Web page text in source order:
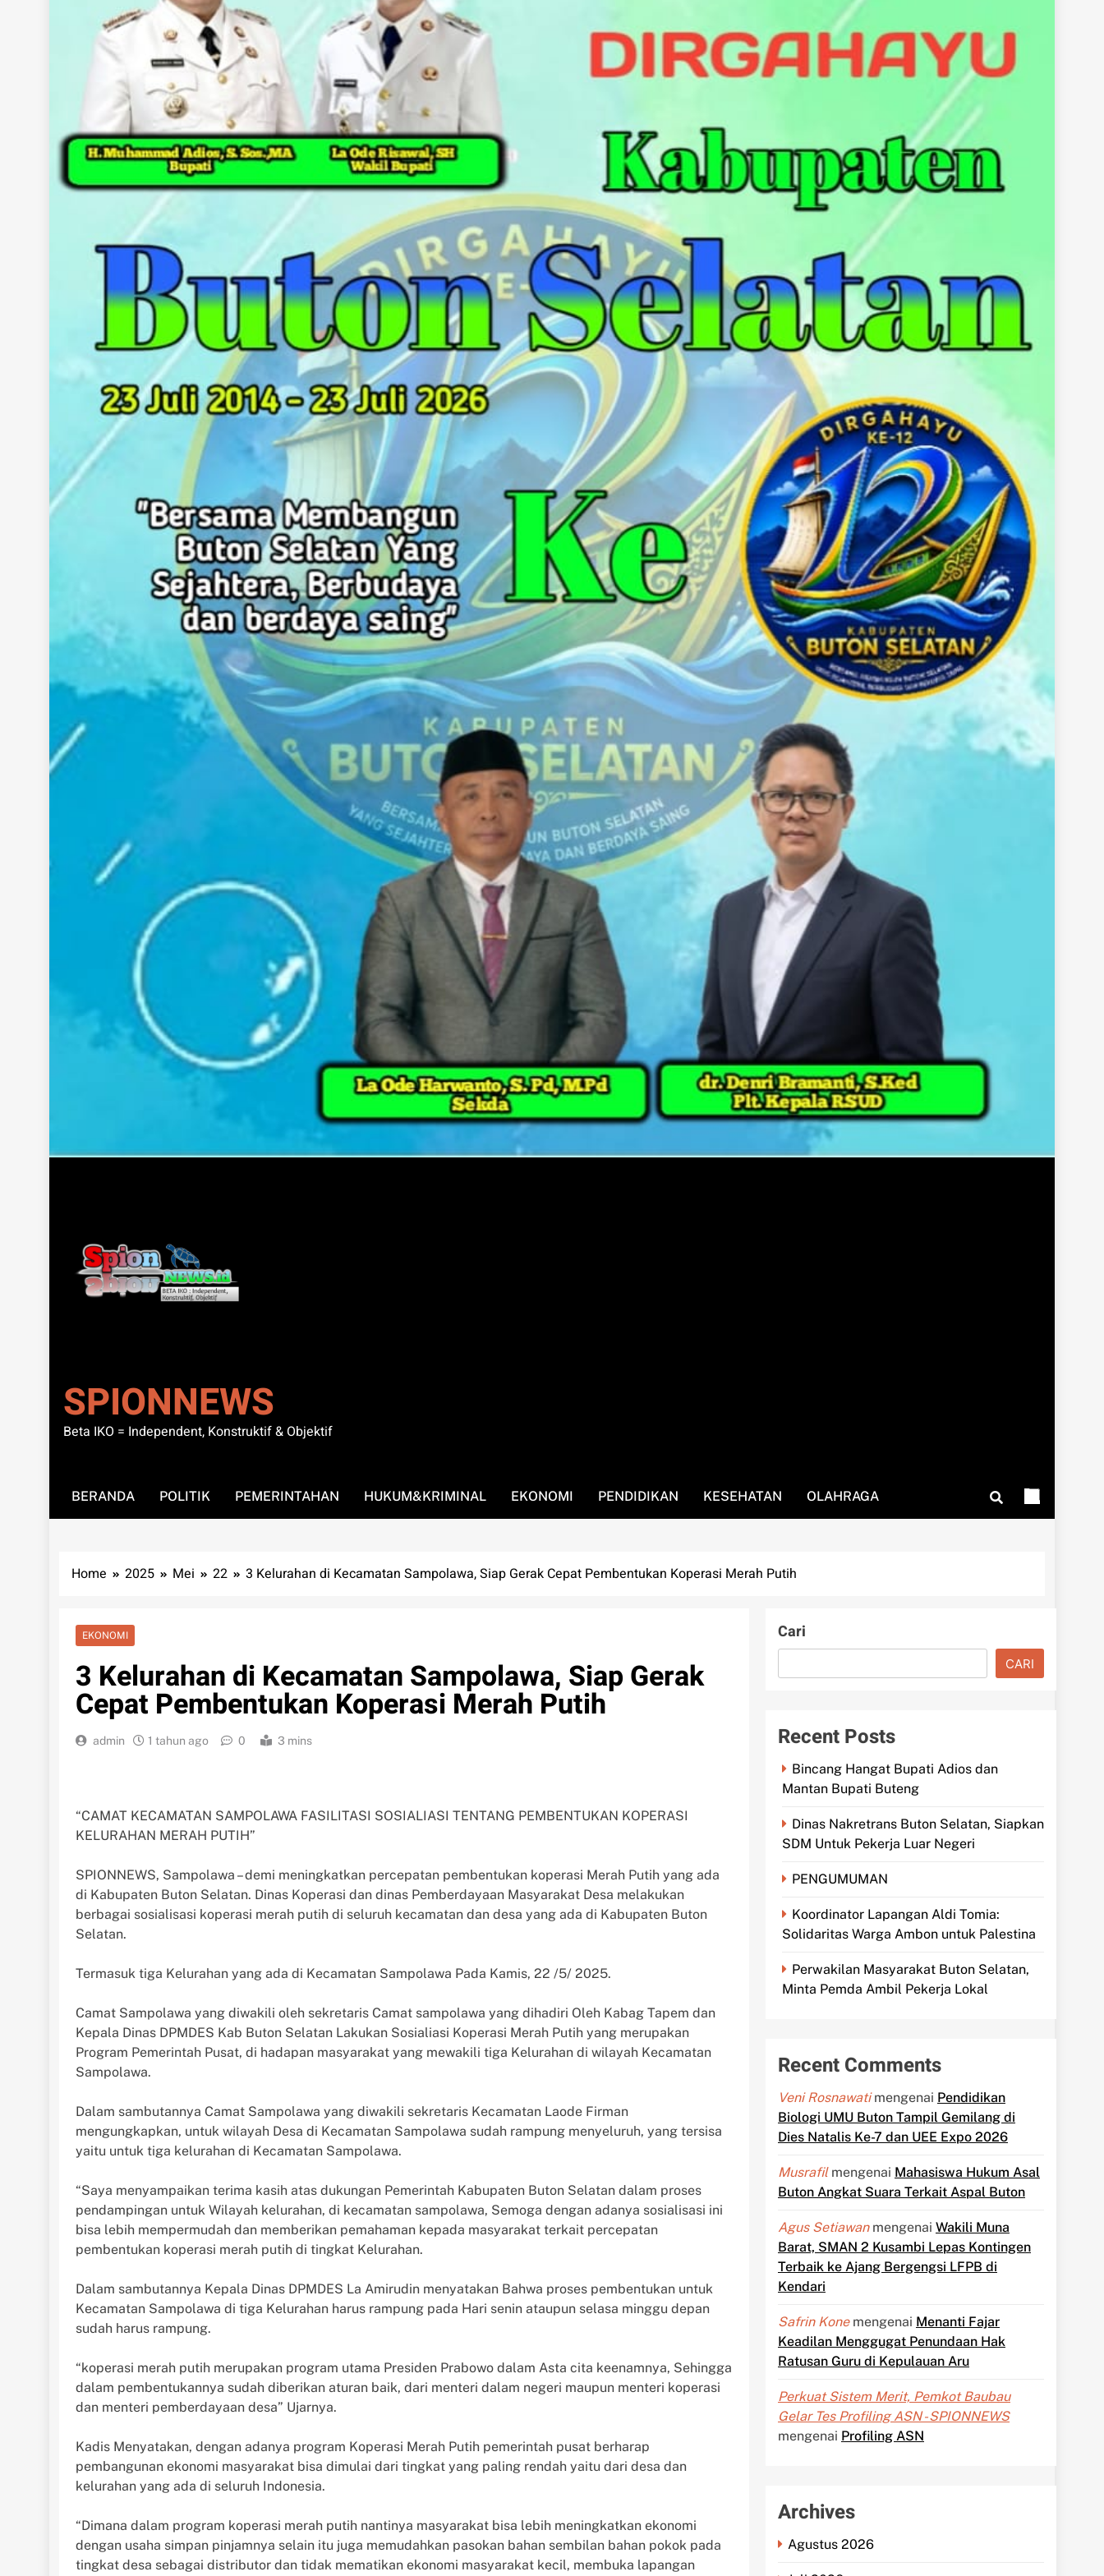
SPIONNEWS
Beta IKO = Independent, Konstruktif & Objektif
BERANDA POLITIK PEMERINTAHAN HUKUM&KRIMINAL EKONOMI PENDIDIKAN KESEHATAN OLAHRAGA
Home 2025 Mei 22 3 Kelurahan di Kecamatan Sampolawa, Siap Gerak Cepat Pembentukan Koperasi Merah Putih
EKONOMI
3 Kelurahan di Kecamatan Sampolawa, Siap Gerak
Cepat Pembentukan Koperasi Merah Putih
admin 1 tahun ago 0 3 mins
“CAMAT KECAMATAN SAMPOLAWA FASILITASI SOSIALIASI TENTANG PEMBENTUKAN KOPERASI
KELURAHAN MERAH PUTIH”
SPIONNEWS, Sampolawa – demi meningkatkan percepatan pembentukan koperasi Merah Putih yang ada
di Kabupaten Buton Selatan. Dinas Koperasi dan dinas Pemberdayaan Masyarakat Desa melakukan
berbagai sosialisasi koperasi merah putih di seluruh kecamatan dan desa yang ada di Kabupaten Buton
Selatan.
Termasuk tiga Kelurahan yang ada di Kecamatan Sampolawa Pada Kamis, 22 /5/ 2025.
Camat Sampolawa yang diwakili oleh sekretaris Camat sampolawa yang dihadiri Oleh Kabag Tapem dan
Kepala Dinas DPMDES Kab Buton Selatan Lakukan Sosialiasi Koperasi Merah Putih yang merupakan
Program Pemerintah Pusat, di hadapan masyarakat yang mewakili tiga Kelurahan di wilayah Kecamatan
Sampolawa.
Dalam sambutannya Camat Sampolawa yang diwakili sekretaris Kecamatan Laode Firman
mengungkapkan, untuk wilayah Desa di Kecamatan Sampolawa sudah rampung menyeluruh, yang tersisa
yaitu untuk tiga kelurahan di Kecamatan Sampolawa.
“Saya menyampaikan terima kasih atas dukungan Pemerintah Kabupaten Buton Selatan dalam proses
pendampingan untuk Wilayah kelurahan, di kecamatan sampolawa, Semoga dengan adanya sosialisasi ini
bisa lebih mempermudah dan memberikan pemahaman kepada masyarakat terkait percepatan
pembentukan koperasi merah putih di tingkat Kelurahan.
Dalam sambutannya Kepala Dinas DPMDES La Amirudin menyatakan Bahwa proses pembentukan untuk
Kecamatan Sampolawa di tiga Kelurahan harus rampung pada Hari senin ataupun selasa minggu depan
sudah harus rampung.
“koperasi merah putih merupakan program utama Presiden Prabowo dalam Asta cita keenamnya, Sehingga
dalam pembentukannya sudah diberikan aturan baik, dari menteri dalam negeri maupun menteri koperasi
dan menteri pemberdayaan desa” Ujarnya.
Kadis Menyatakan, dengan adanya program Koperasi Merah Putih pemerintah pusat berharap
pembangunan ekonomi masyarakat bisa dimulai dari tingkat yang paling rendah yaitu dari desa dan
kelurahan yang ada di seluruh Indonesia.
“Dimana dalam program koperasi merah putih nantinya masyarakat bisa lebih meningkatkan ekonomi
dengan usaha simpan pinjamnya selain itu juga memudahkan pasokan bahan sembilan bahan pokok pada
tingkat desa sebagai distributor dan tidak mematikan ekonomi masyarakat kecil, membuka lapangan
Cari
CARI
Recent Posts
Bincang Hangat Bupati Adios dan
Mantan Bupati Buteng
Dinas Nakretrans Buton Selatan, Siapkan
SDM Untuk Pekerja Luar Negeri
PENGUMUMAN
Koordinator Lapangan Aldi Tomia:
Solidaritas Warga Ambon untuk Palestina
Perwakilan Masyarakat Buton Selatan,
Minta Pemda Ambil Pekerja Lokal
Recent Comments
Veni Rosnawatimengenai Pendidikan
Biologi UMU Buton Tampil Gemilang di
Dies Natalis Ke-7 dan UEE Expo 2026
Musrafilmengenai Mahasiswa Hukum Asal
Buton Angkat Suara Terkait Aspal Buton
Agus Setiawanmengenai Wakili Muna
Barat, SMAN 2 Kusambi Lepas Kontingen
Terbaik ke Ajang Bergengsi LFPB di
Kendari
Safrin Konemengenai Menanti Fajar
Keadilan Menggugat Penundaan Hak
Ratusan Guru di Kepulauan Aru
Perkuat Sistem Merit, Pemkot Baubau
Gelar Tes Profiling ASN - SPIONNEWS
mengenai Profiling ASN
Archives
Agustus 2026